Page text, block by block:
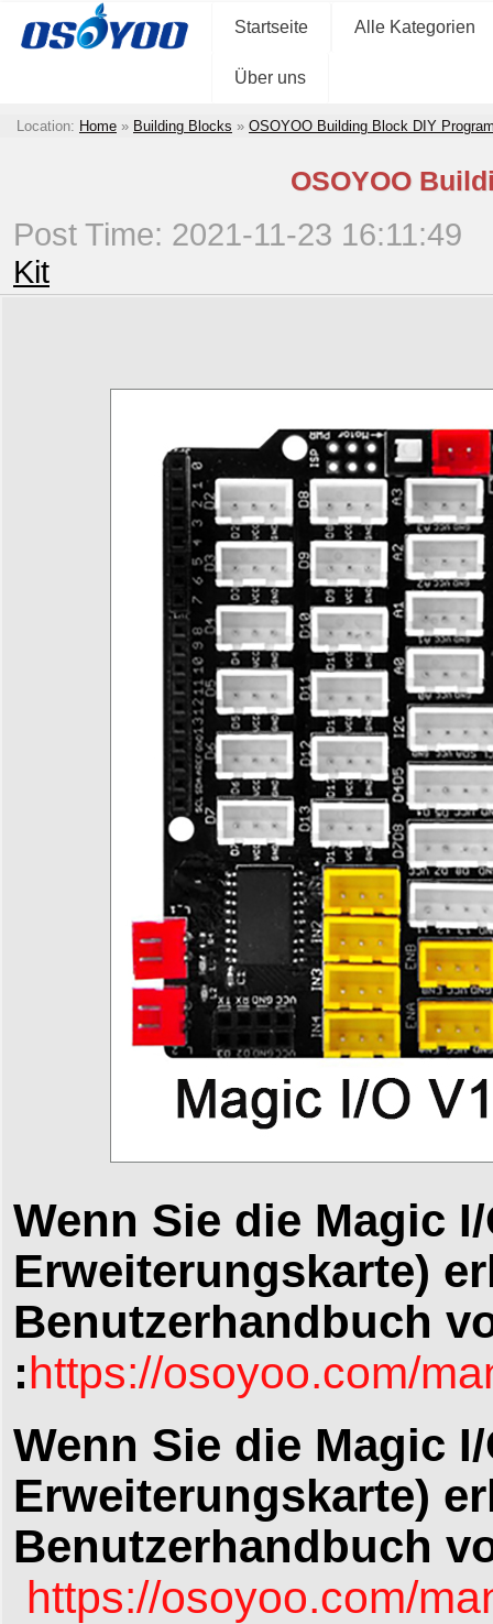
Startseite Alle Kategorien
Über uns
Location: Home » Building Blocks » OSOYOO Building Block DIY
OSOYOO
Post Time: 2021-11-23 16:11:49
Kit
Wenn Sie die Magic
Erweiterungskarte)
Benutzerhandbuch
:https://osoyoo.com/
Wenn Sie die Magic
Erweiterungskarte)
Benutzerhandbuch
https://osoyoo.com/